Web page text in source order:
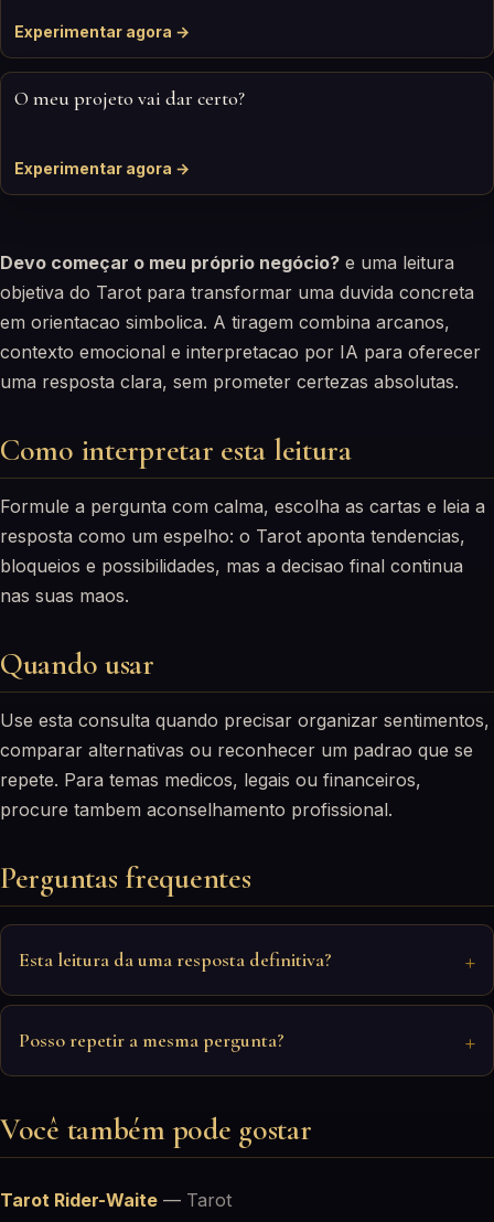
Experimentar agora →
O meu projeto vai dar certo?
Experimentar agora →
Devo começar o meu próprio negócio? e uma leitura
objetiva do Tarot para transformar uma duvida concreta
em orientacao simbolica. A tiragem combina arcanos,
contexto emocional e interpretacao por IA para oferecer
uma resposta clara, sem prometer certezas absolutas.
Como interpretar esta leitura
Formule a pergunta com calma, escolha as cartas e leia a
resposta como um espelho: o Tarot aponta tendencias,
bloqueios e possibilidades, mas a decisao final continua
nas suas maos.
Quando usar
Use esta consulta quando precisar organizar sentimentos,
comparar alternativas ou reconhecer um padrao que se
repete. Para temas medicos, legais ou financeiros,
procure tambem aconselhamento profissional.
Perguntas frequentes
Esta leitura da uma resposta definitiva?
Posso repetir a mesma pergunta?
Você também pode gostar
Tarot Rider-Waite — Tarot